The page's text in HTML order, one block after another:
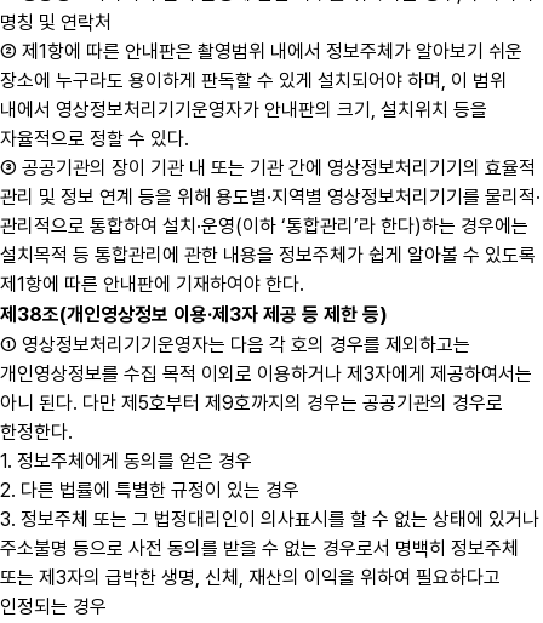
명칭 및 연락처
② 제1항에 따른 안내판은 촬영범위 내에서 정보주체가 알아보기 쉬운
장소에 누구라도 용이하게 판독할 수 있게 설치되어야 하며, 이 범위
내에서 영상정보처리기기운영자가 안내판의 크기, 설치위치 등을
자율적으로 정할 수 있다.
③ 공공기관의 장이 기관 내 또는 기관 간에 영상정보처리기기의 효율적
관리 및 정보 연계 등을 위해 용도별·지역별 영상정보처리기기를 물리적·
관리적으로 통합하여 설치·운영(이하 ‘통합관리’라 한다)하는 경우에는
설치목적 등 통합관리에 관한 내용을 정보주체가 쉽게 알아볼 수 있도록
제1항에 따른 안내판에 기재하여야 한다.
제38조(개인영상정보 이용·제3자 제공 등 제한 등)
① 영상정보처리기기운영자는 다음 각 호의 경우를 제외하고는
개인영상정보를 수집 목적 이외로 이용하거나 제3자에게 제공하여서는
아니 된다. 다만 제5호부터 제9호까지의 경우는 공공기관의 경우로
한정한다.
1. 정보주체에게 동의를 얻은 경우
2. 다른 법률에 특별한 규정이 있는 경우
3. 정보주체 또는 그 법정대리인이 의사표시를 할 수 없는 상태에 있거나
주소불명 등으로 사전 동의를 받을 수 없는 경우로서 명백히 정보주체
또는 제3자의 급박한 생명, 신체, 재산의 이익을 위하여 필요하다고
인정되는 경우